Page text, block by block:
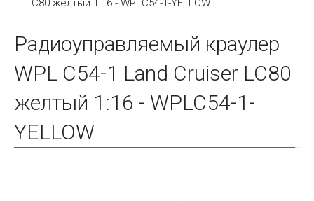
LC80 желтый 1:16 - WPLC54-1-YELLOW
Радиоуправляемый краулер
WPL C54-1 Land Cruiser LC80
желтый 1:16 - WPLC54-1-
YELLOW